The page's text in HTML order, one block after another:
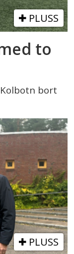
PLUSS
to
bort
PLUSS